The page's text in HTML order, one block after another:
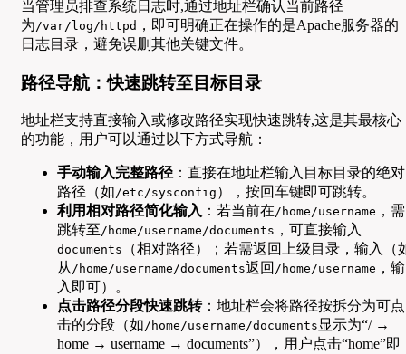
当管理员排查系统日志时,通过地址栏确认当前路径
为 /var/log/httpd ，即可明确正在操作的是Apache服务器的
日志目录，避免误删其他关键文件。
路径导航：快速跳转至目标目录
地址栏支持直接输入或修改路径实现快速跳转,这是其最核心
的功能，用户可以通过以下方式导航：
手动输入完整路径 ：直接在地址栏输入目标目录的绝对
路径（如/etc/sysconfig ），按回车键即可跳转。
利用相对路径简化输入 ：若当前在/home/username ，需
跳转至/home/username/documents ，可直接输入
documents
（相对路径）；若需返回上级目录，输入（
从 /home/username/documents返回 /home/username ，输
入即可）。
点击路径分段快速跳转：地址栏会将路径按拆分为可点
击的分段（如/home/username/documents 显示为“/ →
home → username → documents”），用户点击“home”即